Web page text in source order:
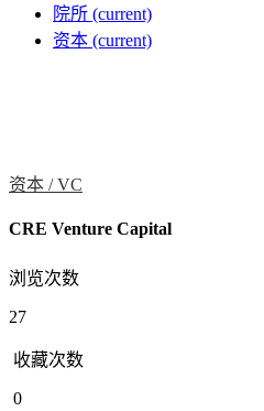
院所 (current)
资本 (current)
资本 /VC
CRE Venture Capital
浏览次数
27
收藏次数
0